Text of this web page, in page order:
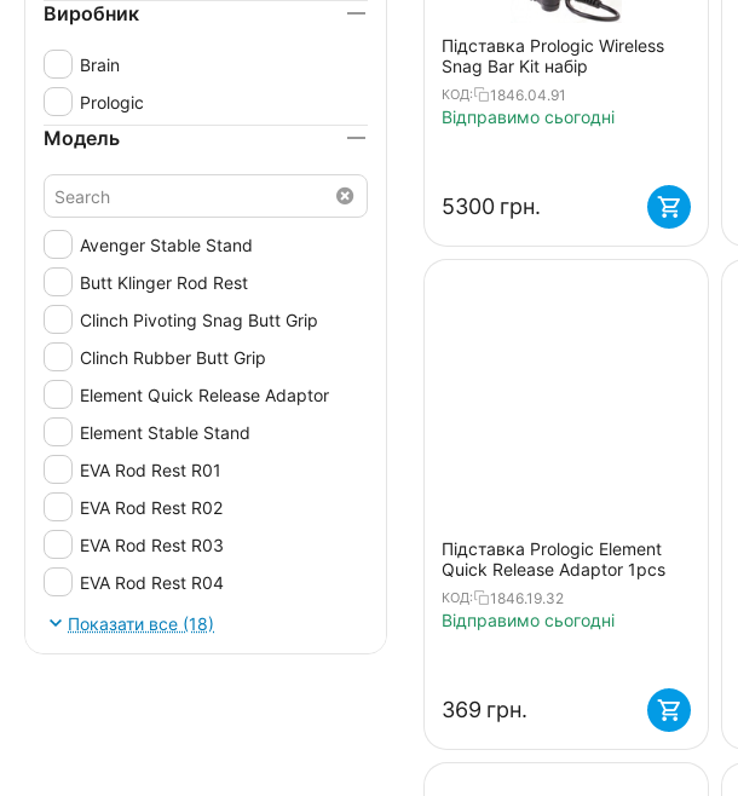
Підставка Prologic Wireless
Snag Bar Kit набір
КОД: 1846.04.91
Відправимо сьогодні
‍5300‍ грн.
Підставка Prologic Element
Quick Release Adaptor 1pcs
КОД: 1846.19.32
Відправимо сьогодні
‍369‍ грн.
Виробник
Brain
Prologic
Модель
Avenger Stable Stand
Butt Klinger Rod Rest
Clinch Pivoting Snag Butt Grip
Clinch Rubber Butt Grip
Element Quick Release Adaptor
Element Stable Stand
EVA Rod Rest R01
EVA Rod Rest R02
EVA Rod Rest R03
EVA Rod Rest R04
EVA Rod Rest R05
K1 Rod Pod System
Показати все (18)